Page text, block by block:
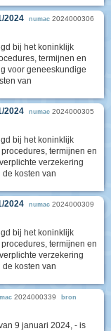
2024 numac 2024000306
bij het koninklijk
termijnen en
voor geneeskundige
van
2024 numac 2024000305
bij het koninklijk
termijnen en
verzekering
kosten van
2024 numac 2024000309
bij het koninklijk
termijnen en
verzekering
kosten van
2024000339 bron
9 januari 2024, - is